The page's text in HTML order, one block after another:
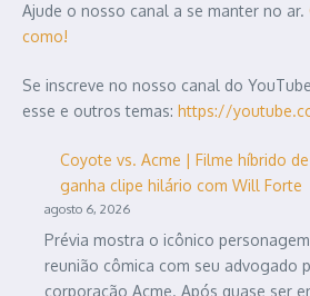
Ajude o nosso canal a se manter no ar.
como!
Se inscreve no nosso canal do
esse e outros temas: https://
Coyote vs. Acme | Filme híbrido
ganha clipe hilário com Will Forte
agosto 6, 2026
Prévia mostra o icônico
reunião cômica com seu advogado
corporação Acme. Após quase ser